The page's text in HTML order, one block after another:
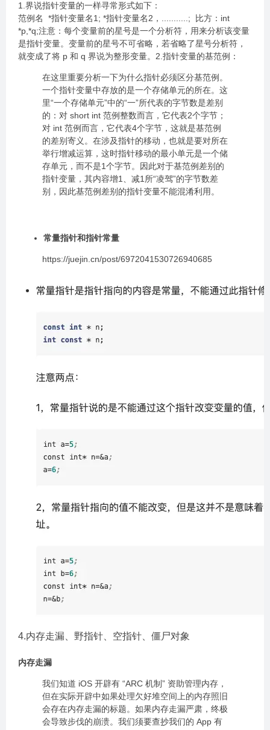
1.界说指针变量的一样寻常形式如下：
范例名 *指针变量名1; *指针变量名2，...........; 比方：int
*p,*q;注意：每个变量前的星号是一个分析符，用来分析该变量
是指针变量。变量前的星号不可省略，若省略了星号分析符，
就变成了将 p 和 q 界说为整形变量。2.指针变量的基范例：
在这里重要分析一下为什么指针必须区分基范例。
一个指针变量中存放的是一个存储单元的所在。这
里“一个存储单元”中的“一”所代表的字节数是差别
的：对 short int 范例整数而言，它代表2个字节；
对 int 范例而言，它代表4个字节，这就是基范例
的差别寄义。在涉及指针的移动，也就是要对所在
举行增减运算，这时指针移动的最小单元是一个储
存单元，而不是1个字节。因此对于基范例差别的
指针变量，其内容增1、减1所“凌驾”的字节数差
别，因此基范例差别的指针变量不能混淆利用。
常量指针和指针常量
https://juejin.cn/post/6972041530726940685
4.内存走漏、野指针、空指针、僵尸对象
内存走漏
我们知道 iOS 开辟有 “ARC 机制” 资助管理内存，
但在实际开辟中如果处理欠好堆空间上的内存照旧
会存在内存走漏的标题。如果内存走漏严肃，终极
会导致步伐的崩溃。我们须要查抄我们的 App 有